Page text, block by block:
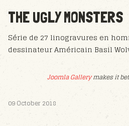
THE UGLY MONSTERS
Série de 27 linogravures en
dessinateur Américain Basil
Joomla Gallerymakes it
09 October 2018